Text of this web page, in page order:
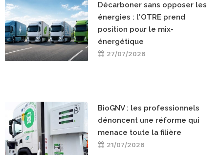
Décarboner sans opposer les
énergies : l'OTRE prend
position pour le mix-
énergétique
27/07/2026
BioGNV : les professionnels
dénoncent une réforme qui
menace toute la filière
21/07/2026